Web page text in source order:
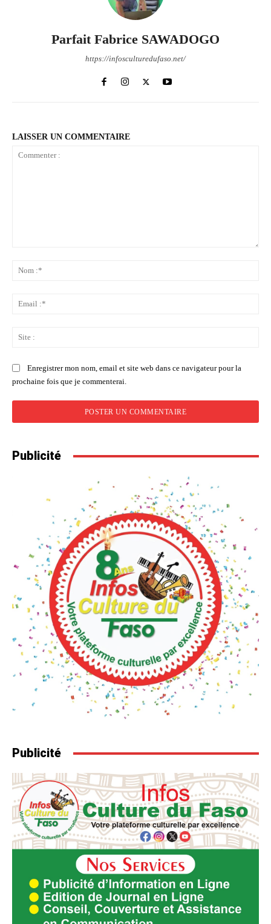
Parfait Fabrice SAWADOGO
https://infosculturedufaso.net/
LAISSER UN COMMENTAIRE
Enregistrer mon nom, email et site web dans ce navigateur pour la
prochaine fois que je commenterai.
Publicité
Publicité